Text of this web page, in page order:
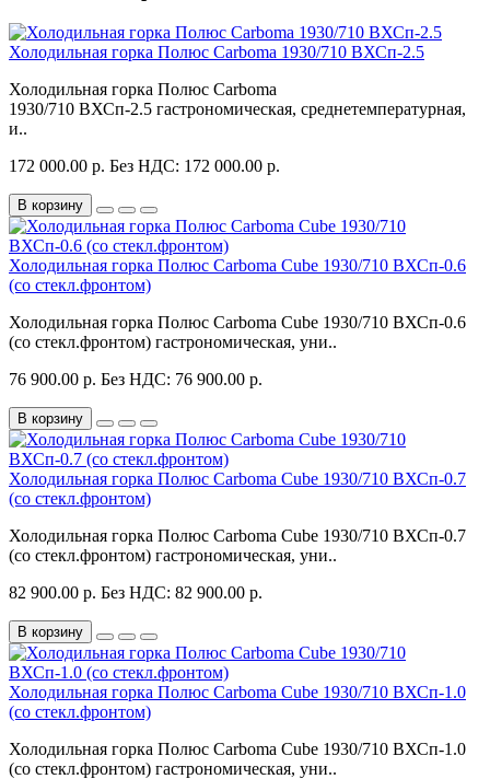
Холодильная горка Полюс Carboma 1930/710 ВХСп-2.5
Холодильная горка Полюс Carboma
1930/710 ВХСп-2.5 гастрономическая, среднетемпературная,
и..
172 000.00 р. Без НДС: 172 000.00 р.
В корзину
Холодильная горка Полюс Carboma Cube 1930/710 ВХСп-0.6
(со стекл.фронтом)
Холодильная горка Полюс Carboma Cube 1930/710 ВХСп-0.6
(со стекл.фронтом) гастрономическая, уни..
76 900.00 р. Без НДС: 76 900.00 р.
В корзину
Холодильная горка Полюс Carboma Cube 1930/710 ВХСп-0.7
(со стекл.фронтом)
Холодильная горка Полюс Carboma Cube 1930/710 ВХСп-0.7
(со стекл.фронтом) гастрономическая, уни..
82 900.00 р. Без НДС: 82 900.00 р.
В корзину
Холодильная горка Полюс Carboma Cube 1930/710 ВХСп-1.0
(со стекл.фронтом)
Холодильная горка Полюс Carboma Cube 1930/710 ВХСп-1.0
(со стекл.фронтом) гастрономическая, уни..